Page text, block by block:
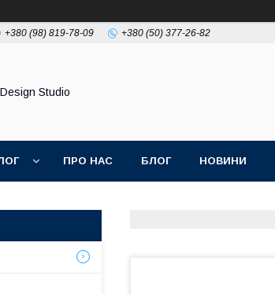
+380 (98) 819-78-09 +380 (50) 377-26-82
Studio
ПРО НАС БЛОГ НОВИНИ